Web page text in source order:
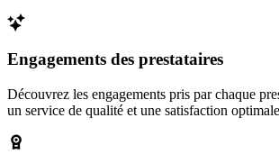
Engagements des prestataires
Découvrez les engagements pris par chaque
un service de qualité et une satisfaction